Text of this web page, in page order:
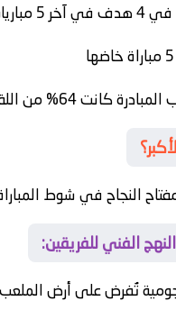
5 مباريات
64% من اللقاءات
النجاح في شوط
الفني للفريقين:
تُفرض على أرض الملعب